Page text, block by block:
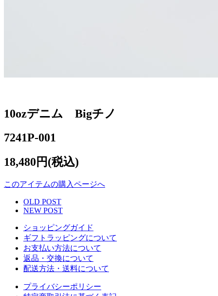
10ozデニム Bigチノ
7241P-001
18,480円(税込)
このアイテムの購入ページへ
OLD POST
NEW POST
ショッピングガイド
ギフトラッピングについて
お支払い方法について
返品・交換について
配送方法・送料について
プライバシーポリシー